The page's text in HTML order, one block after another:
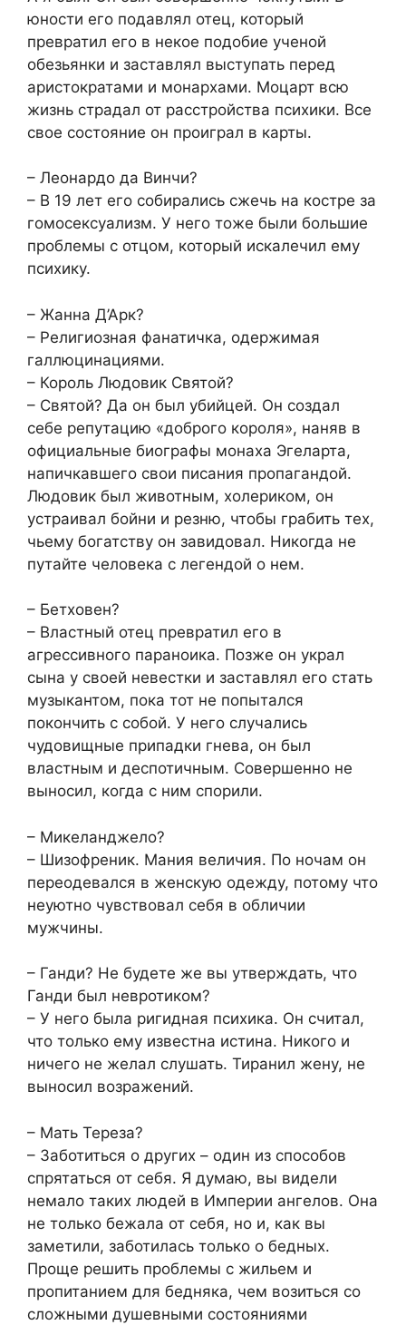
юности его подавлял отец, который
превратил его в некое подобие ученой
обезьянки и заставлял выступать перед
аристократами и монархами. Моцарт всю
жизнь страдал от расстройства психики. Все
свое состояние он проиграл в карты.
– Леонардо да Винчи?
– В 19 лет его собирались сжечь на костре за
гомосексуализм. У него тоже были большие
проблемы с отцом, который искалечил ему
психику.
– Жанна Д’Арк?
– Религиозная фанатичка, одержимая
галлюцинациями.
– Король Людовик Святой?
– Святой? Да он был убийцей. Он создал
себе репутацию «доброго короля», наняв в
официальные биографы монаха Эгеларта,
напичкавшего свои писания пропагандой.
Людовик был животным, холериком, он
устраивал бойни и резню, чтобы грабить тех,
чьему богатству он завидовал. Никогда не
путайте человека с легендой о нем.
– Бетховен?
– Властный отец превратил его в
агрессивного параноика. Позже он украл
сына у своей невестки и заставлял его стать
музыкантом, пока тот не попытался
покончить с собой. У него случались
чудовищные припадки гнева, он был
властным и деспотичным. Совершенно не
выносил, когда с ним спорили.
– Микеланджело?
– Шизофреник. Мания величия. По ночам он
переодевался в женскую одежду, потому что
неуютно чувствовал себя в обличии
мужчины.
– Ганди? Не будете же вы утверждать, что
Ганди был невротиком?
– У него была ригидная психика. Он считал,
что только ему известна истина. Никого и
ничего не желал слушать. Тиранил жену, не
выносил возражений.
– Мать Тереза?
– Заботиться о других – один из способов
спрятаться от себя. Я думаю, вы видели
немало таких людей в Империи ангелов. Она
не только бежала от себя, но и, как вы
заметили, заботилась только о бедных.
Проще решить проблемы с жильем и
пропитанием для бедняка, чем возиться со
сложными душевными состояниями